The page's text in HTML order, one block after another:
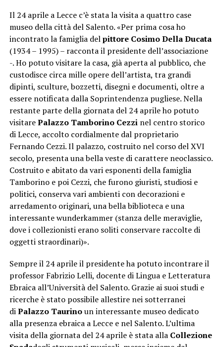
Il 24 aprile a Lecce c’è stata la visita a quattro case
museo della città del Salento. «Per prima cosa ho
incontrato la famiglia delpittore Cosimo Della Ducata
(1934 – 1995) – racconta il presidente dell’associazione
-. Ho potuto visitare la casa, già aperta al pubblico, che
custodisce circa mille opere dell’artista, tra grandi
dipinti, sculture, bozzetti, disegni e documenti, oltre a
essere notificata dalla Soprintendenza pugliese. Nella
restante parte della giornata del 24 aprile ho potuto
visitarePalazzo Tamborino Cezzinel centro storico
di Lecce, accolto cordialmente dal proprietario
Fernando Cezzi. Il palazzo, costruito nel corso del XVI
secolo, presenta una bella veste di carattere neoclassico.
Costruito e abitato da vari esponenti della famiglia
Tamborino e poi Cezzi, che furono giuristi, studiosi e
politici, conserva vari ambienti con decorazioni e
arredamento originari, una bella biblioteca e una
interessante wunderkammer (stanza delle meraviglie,
dove i collezionisti erano soliti conservare raccolte di
oggetti straordinari)».
Sempre il 24 aprile il presidente ha potuto incontrare il
professor Fabrizio Lelli, docente di Lingua e Letteratura
Ebraica all’Università del Salento. Grazie ai suoi studi e
ricerche è stato possibile allestire nei sotterranei
diPalazzo Taurinoun interessante museo dedicato
alla presenza ebraica a Lecce e nel Salento. L’ultima
visita della giornata del 24 aprile è stata alla Collezione